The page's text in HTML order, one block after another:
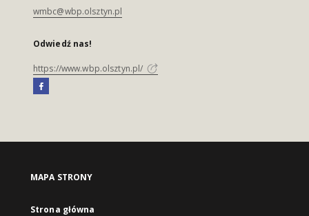
wmbc@wbp.olsztyn.pl
Odwiedź nas!
https://www.wbp.olsztyn.pl/
MAPA STRONY
Strona główna